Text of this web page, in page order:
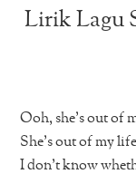
Lirik Lagu
Ooh, she’s out of
She’s out of my life
I don’t know